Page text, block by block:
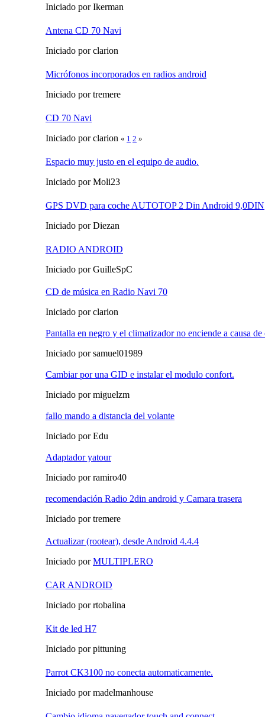
Iniciado por Ikerman
Antena CD 70 Navi
Iniciado por clarion
Micrófonos incorporados en radios android
Iniciado por tremere
CD 70 Navi
Iniciado por clarion « 1 2 »
Espacio muy justo en el equipo de audio.
Iniciado por Moli23
GPS DVD para coche AUTOTOP 2 Din Android 9,0DIN
Iniciado por Diezan
RADIO ANDROID
Iniciado por GuilleSpC
CD de música en Radio Navi 70
Iniciado por clarion
Pantalla en negro y el climatizador no enciende a causa de
Iniciado por samuel01989
Cambiar por una GID e instalar el modulo confort.
Iniciado por miguelzm
fallo mando a distancia del volante
Iniciado por Edu
Adaptador yatour
Iniciado por ramiro40
recomendación Radio 2din android y Camara trasera
Iniciado por tremere
Actualizar (rootear), desde Android 4.4.4
Iniciado porMULTIPLERO
CAR ANDROID
Iniciado por rtobalina
Kit de led H7
Iniciado por pittuning
Parrot CK3100 no conecta automaticamente.
Iniciado por madelmanhouse